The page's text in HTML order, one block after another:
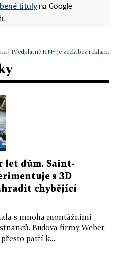
tituly na Google
Předplatné HN+ je zcela bez reklam.
let dům. Saint-
s 3D
chybějící
s mnoha montážními
Budova firmy Weber
patří k...